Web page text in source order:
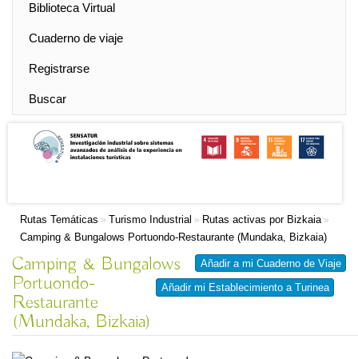
Biblioteca Virtual
Cuaderno de viaje
Registrarse
Buscar
Rutas Temáticas » Turismo Industrial » Rutas activas por Bizkaia»
Camping & Bungalows Portuondo-Restaurante (Mundaka, Bizkaia)
Añadir a mi Cuaderno de Viaje
Añadir mi Establecimiento a Turinea
Camping & Bungalows
Portuondo-
Restaurante
(Mundaka, Bizkaia)